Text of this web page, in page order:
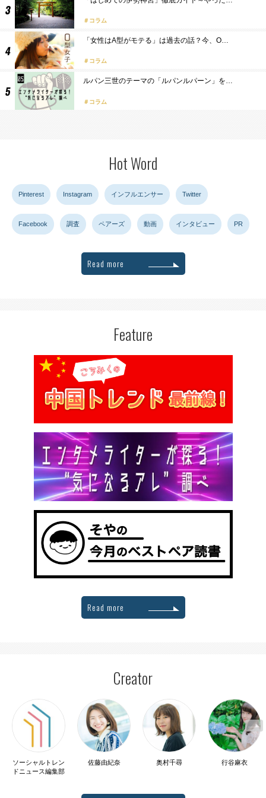
コラム
「女性はA型がモテる」は過去の話？今、O…
コラム
ルパン三世のテーマの「ルパンルパーン」を…
コラム
Hot Word
Pinterest Instagram インフルエンサー Twitter
Facebook 調査 ペアーズ 動画 インタビュー PR
Read more
Feature
Read more
Creator
ソーシャルトレン
ドニュース編集部
佐藤由紀奈 奥村千尋 行谷麻衣